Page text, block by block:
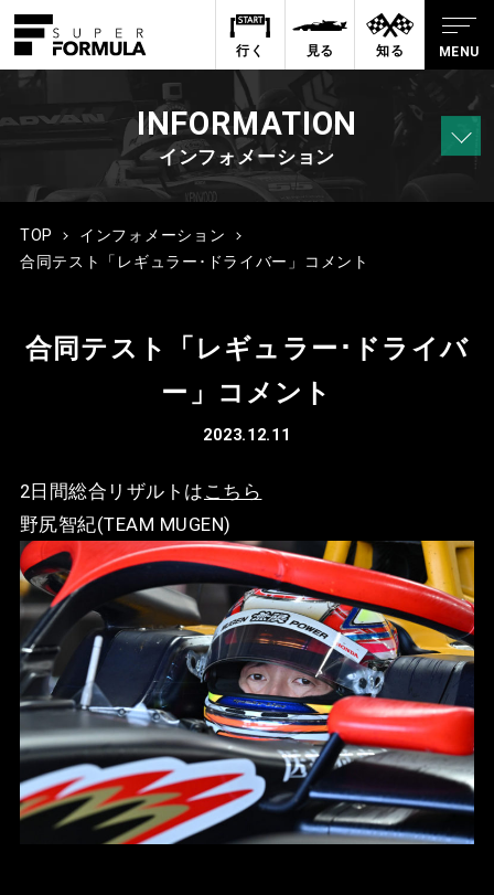
行く 見る 知る
INFORMATION
インフォメーション
TOP
インフォメーション
合同テスト「レギュラー･ドライバー」コメント
合同テスト「レギュラー･ドライバ
ー」コメント
2023.12.11
2日間総合リザルトは こちら
野尻智紀(TEAM MUGEN)